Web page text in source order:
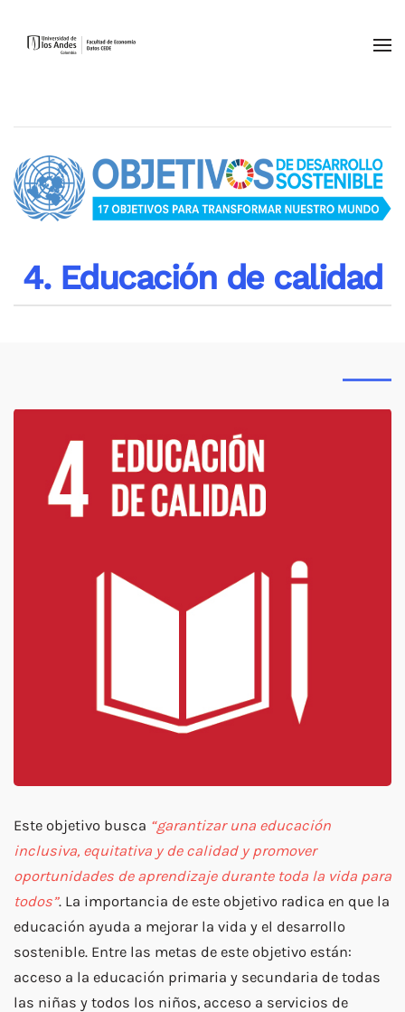
Skip to main content
4. Educación de calidad
Este objetivo busca “garantizar una educación
inclusiva, equitativa y de calidad y promover
oportunidades de aprendizaje durante toda la vida para
todos”. La importancia de este objetivo radica en que la
educación ayuda a mejorar la vida y el desarrollo
sostenible. Entre las metas de este objetivo están:
acceso a la educación primaria y secundaria de todas
las niñas y todos los niños, acceso a servicios de